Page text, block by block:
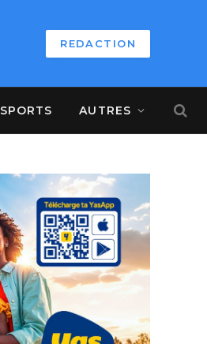
REDACTION
SPORTS AUTRES